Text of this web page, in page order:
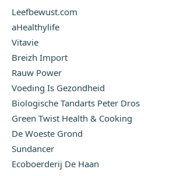
Leefbewust.com
aHealthylife
Vitavie
Breizh Import
Rauw Power
Voeding Is Gezondheid
Biologische Tandarts Peter Dros
Green Twist Health & Cooking
De Woeste Grond
Sundancer
Ecoboerderij De Haan